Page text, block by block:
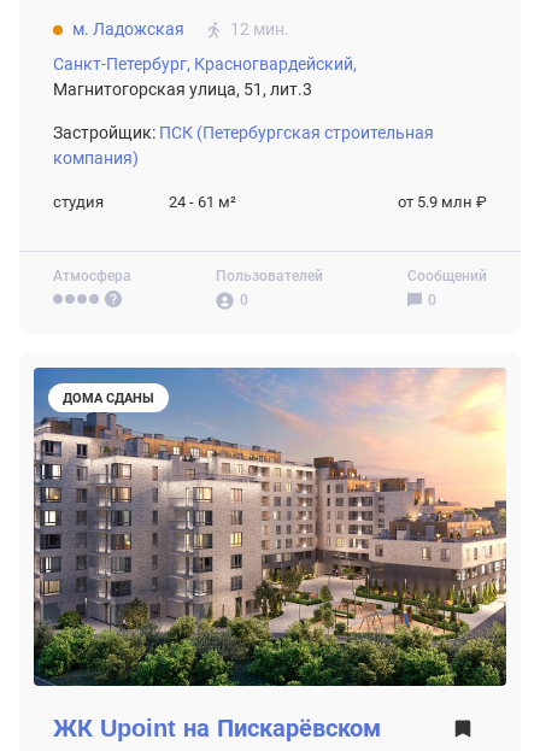
Атмосфера
Пользователей
0
Сообщений
0
м. Ладожская
12 мин.
Санкт-Петербург, Красногвардейский,
Магнитогорская улица, 51, лит.3
Застройщик: ПСК (Петербургская строительная
компания)
студия 24 - 61 м² от 5.9 млн ₽
ДОМА СДАНЫ
ЖК Upoint на Пискарёвском